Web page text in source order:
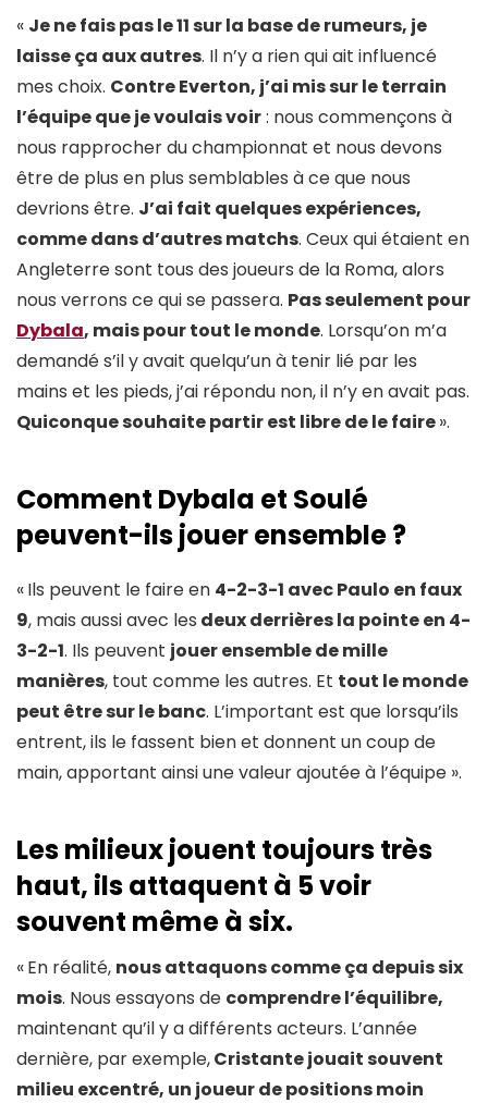
« Je ne fais pas le 11 sur la base de rumeurs, je
laisse ça aux autres. Il n’y a rien qui ait influencé
mes choix. Contre Everton, j’ai mis sur le terrain
l’équipe que je voulais voir: nous commençons à
nous rapprocher du championnat et nous devons
être de plus en plus semblables à ce que nous
devrions être. J’ai fait quelques expériences,
comme dans d’autres matchs. Ceux qui étaient en
Angleterre sont tous des joueurs de la Roma, alors
nous verrons ce qui se passera. Pas seulement pour
Dybala, mais pour tout le monde. Lorsqu’on m’a
demandé s’il y avait quelqu’un à tenir lié par les
mains et les pieds, j’ai répondu non, il n’y en avait pas.
Quiconque souhaite partir est libre de le faire».
Comment Dybala et Soulé
peuvent-ils jouer ensemble ?
«Ils peuvent le faire en 4-2-3-1 avec Paulo en faux
9, mais aussi avec les deux derrières la pointe en 4-
3-2-1. Ils peuvent jouer ensemble de mille
manières, tout comme les autres. Et tout le monde
peut être sur le banc. L’important est que lorsqu’ils
entrent, ils le fassent bien et donnent un coup de
main, apportant ainsi une valeur ajoutée à l’équipe ».
Les milieux jouent toujours très
haut, ils attaquent à 5 voir
souvent même à six.
«En réalité, nous attaquons comme ça depuis six
mois. Nous essayons de comprendre l’équilibre,
maintenant qu’il y a différents acteurs. L’année
dernière, par exemple,Cristante jouait souvent
milieu excentré, un joueur de positions moin